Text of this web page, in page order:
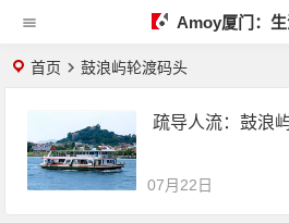
Amoy厦门：
首页 鼓浪屿轮渡码头
疏导人流：鼓浪
07月22日